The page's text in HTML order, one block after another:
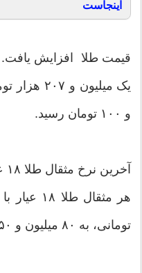
اینجاست
و ۱۰۰ تومان رسید.
آخرین نرخ مثقال طلا ۱۸ عیار
تومانی، به ۸۰ میلیون و ۵۵۰ هزار تومان رسید‌.